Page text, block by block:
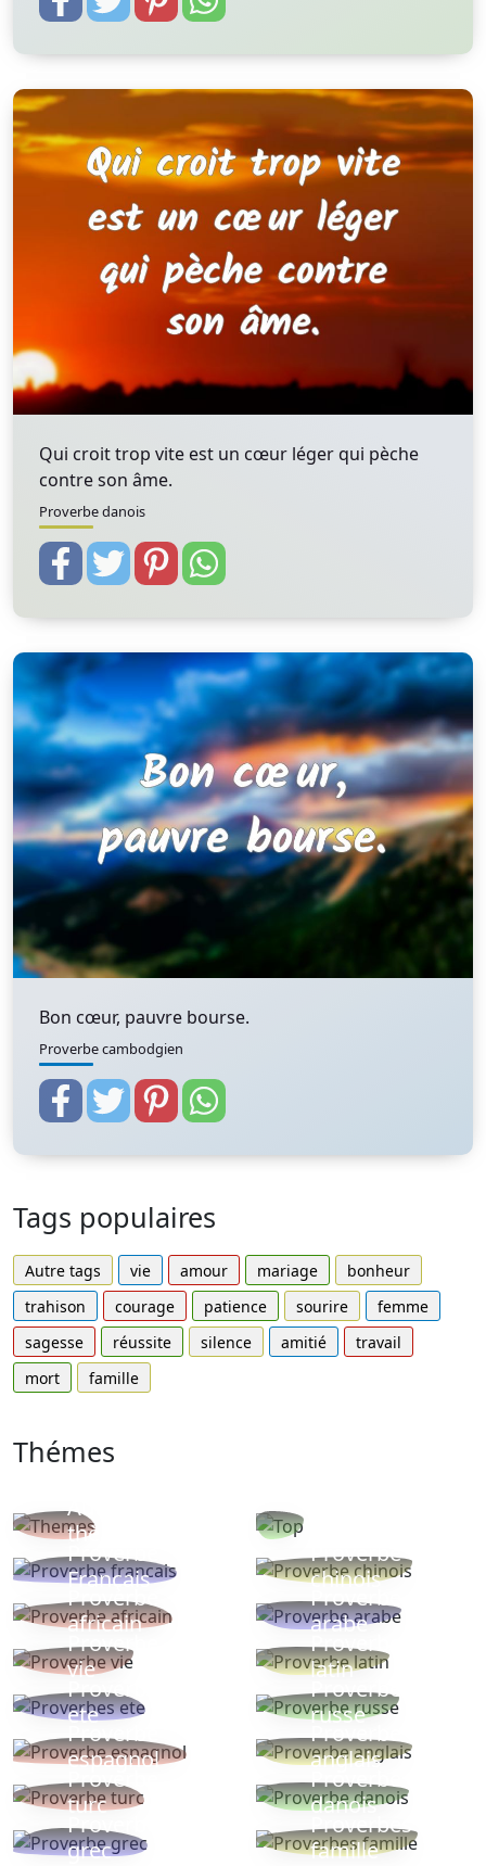
Qui croit trop vite est un cœur léger qui pèche
contre son âme.
Proverbe danois
Bon cœur, pauvre bourse.
Proverbe cambodgien
Tags populaires
Autre tags vie amour mariage
bonheur
trahison
courage patience sourire
femme
sagesse
réussite silence amitié
travail
mort
famille
Thémes
Autres
thèmes
Proverbe
Français
Proverbe
chinois
Proverbe
africain
Proverbe
arabe
Proverbe
vie
Proverbe
latin
Proverbes
ete
Proverbe
russe
Proverbe
espagnol
Proverbe
anglais
Proverbe
turc
Proverbe
danois
Proverbe
grec
Proverbes
famille